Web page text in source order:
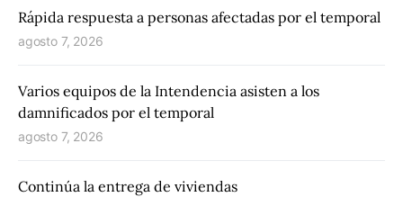
Rápida respuesta a personas afectadas por el temporal
agosto 7, 2026
Varios equipos de la Intendencia asisten a los
damnificados por el temporal
agosto 7, 2026
Continúa la entrega de viviendas